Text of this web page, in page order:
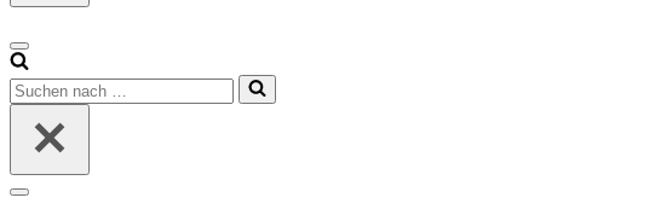
Navigations-
Menü
Suchen
nach …
Navigations-